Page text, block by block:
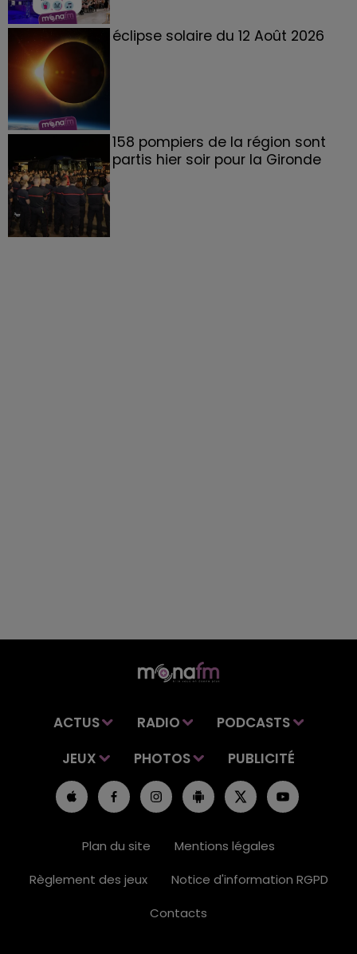
éclipse solaire du 12 Août 2026
158 pompiers de la région sont
partis hier soir pour la Gironde
ACTUS RADIO
PODCASTS
JEUX
PHOTOS PUBLICITÉ
Plan du site
Mentions légales
Règlement des jeux
Notice d'information RGPD
Contacts